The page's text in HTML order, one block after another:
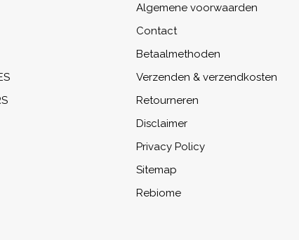
Algemene voorwaarden
Contact
Betaalmethoden
Verzenden & verzendkosten
Retourneren
Disclaimer
Privacy Policy
Sitemap
Rebiome